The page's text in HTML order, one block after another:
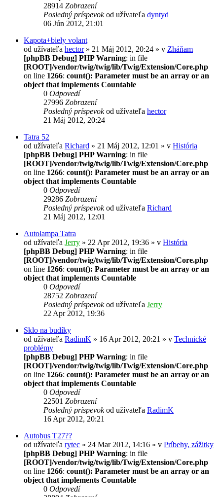
28914 Zobrazení
Posledný príspevokod užívateľa dyntyd
06 Jún 2012, 21:01
Kapota+biely volant
od užívateľa hector» 21 Máj 2012, 20:24 » v Zháňam
[phpBB Debug] PHP Warning: in file
[ROOT]/vendor/twig/twig/lib/Twig/Extension/Core.php
on line 1266: count(): Parameter must be an array or an
object that implements Countable
0 Odpovedí
27996 Zobrazení
Posledný príspevokod užívateľa hector
21 Máj 2012, 20:24
Tatra 52
od užívateľa Richard » 21 Máj 2012, 12:01 » v História
[phpBB Debug] PHP Warning: in file
[ROOT]/vendor/twig/twig/lib/Twig/Extension/Core.php
on line 1266: count(): Parameter must be an array or an
object that implements Countable
0 Odpovedí
29286 Zobrazení
Posledný príspevokod užívateľa Richard
21 Máj 2012, 12:01
Autolampa Tatra
od užívateľa Jerry » 22 Apr 2012, 19:36 » v História
[phpBB Debug] PHP Warning: in file
[ROOT]/vendor/twig/twig/lib/Twig/Extension/Core.php
on line 1266: count(): Parameter must be an array or an
object that implements Countable
0 Odpovedí
28752 Zobrazení
Posledný príspevokod užívateľa Jerry
22 Apr 2012, 19:36
Sklo na budíky
od užívateľa RadimK » 16 Apr 2012, 20:21 » v Technické
problémy
[phpBB Debug] PHP Warning: in file
[ROOT]/vendor/twig/twig/lib/Twig/Extension/Core.php
on line 1266: count(): Parameter must be an array or an
object that implements Countable
0 Odpovedí
22501 Zobrazení
Posledný príspevokod užívateľa RadimK
16 Apr 2012, 20:21
Autobus T27??
od užívateľa rytec » 24 Mar 2012, 14:16 » v Príbehy, zážitky
[phpBB Debug] PHP Warning: in file
[ROOT]/vendor/twig/twig/lib/Twig/Extension/Core.php
on line 1266: count(): Parameter must be an array or an
object that implements Countable
0 Odpovedí